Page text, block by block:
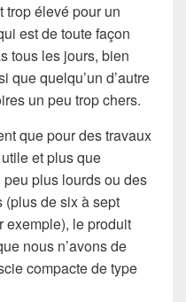
trop élevé pour un
est de toute façon
tous les jours, bien
que quelqu’un d’autre
un peu trop chers.
que pour des travaux
et plus que
plus lourds ou des
de six à sept
exemple), le produit
nous n’avons de
compacte de type